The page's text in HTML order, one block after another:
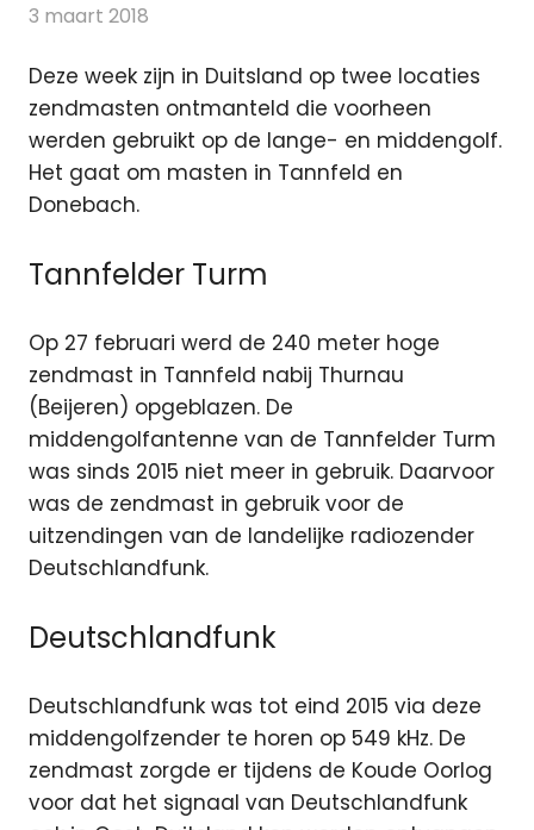
3 maart 2018
Deze week zijn in Duitsland op twee locaties
zendmasten ontmanteld die voorheen
werden gebruikt op de lange- en middengolf.
Het gaat om masten in Tannfeld en
Donebach.
Tannfelder Turm
Op 27 februari werd de 240 meter hoge
zendmast in Tannfeld nabij Thurnau
(Beijeren) opgeblazen. De
middengolfantenne van de Tannfelder Turm
was sinds 2015 niet meer in gebruik. Daarvoor
was de zendmast in gebruik voor de
uitzendingen van de landelijke radiozender
Deutschlandfunk.
Deutschlandfunk
Deutschlandfunk was tot eind 2015 via deze
middengolfzender te horen op 549 kHz. De
zendmast zorgde er tijdens de Koude Oorlog
voor dat het signaal van Deutschlandfunk